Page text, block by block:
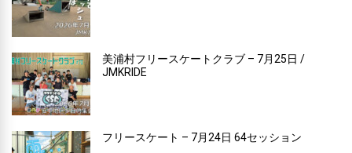
美浦村フリースケートクラブ – 7月25日 /
JMKRIDE
フリースケート – 7月24日 64セッション